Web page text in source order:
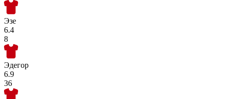
Эзе
6.4
8
Эдегор
6.9
36